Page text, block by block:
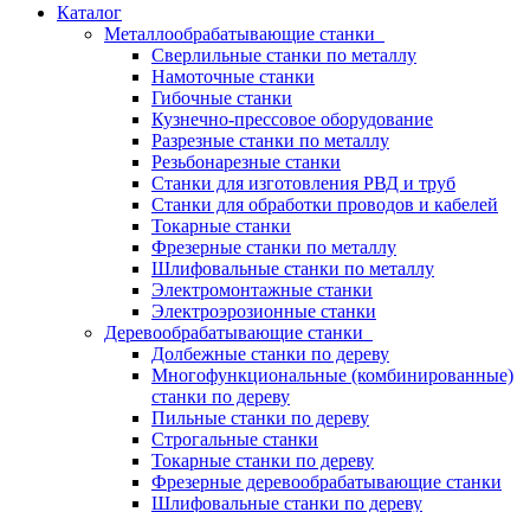
Каталог
Металлообрабатывающие станки
Сверлильные станки по металлу
Намоточные станки
Гибочные станки
Кузнечно-прессовое оборудование
Разрезные станки по металлу
Резьбонарезные станки
Станки для изготовления РВД и труб
Станки для обработки проводов и кабелей
Токарные станки
Фрезерные станки по металлу
Шлифовальные станки по металлу
Электромонтажные станки
Электроэрозионные станки
Деревообрабатывающие станки
Долбежные станки по дереву
Многофункциональные (комбинированные)
станки по дереву
Пильные станки по дереву
Строгальные станки
Токарные станки по дереву
Фрезерные деревообрабатывающие станки
Шлифовальные станки по дереву